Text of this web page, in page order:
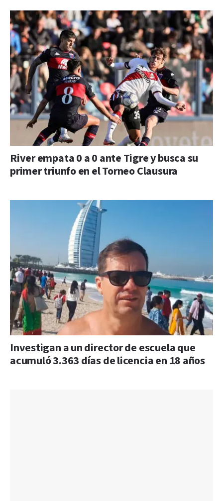
River empata 0 a 0 ante Tigre y busca su
primer triunfo en el Torneo Clausura
Investigan a un director de escuela que
acumuló 3.363 días de licencia en 18 años